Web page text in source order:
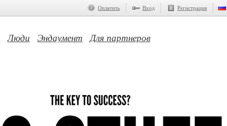
Оплатить Вход Регистрация
Люди Эндаумент Для партнеров